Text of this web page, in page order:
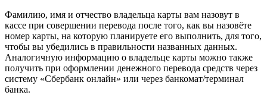
Фамилию, имя и отчество владельца карты вам назовут в
кассе при совершении перевода после того, как вы назовёте
номер карты, на которую планируете его выполнить, для того,
чтобы вы убедились в правильности названных данных.
Аналогичную информацию о владельце карты можно также
получить при оформлении денежного перевода средств через
систему «Сбербанк онлайн» или через банкомат/терминал
банка.